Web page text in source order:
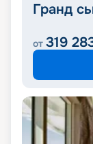
Гранд
от 319